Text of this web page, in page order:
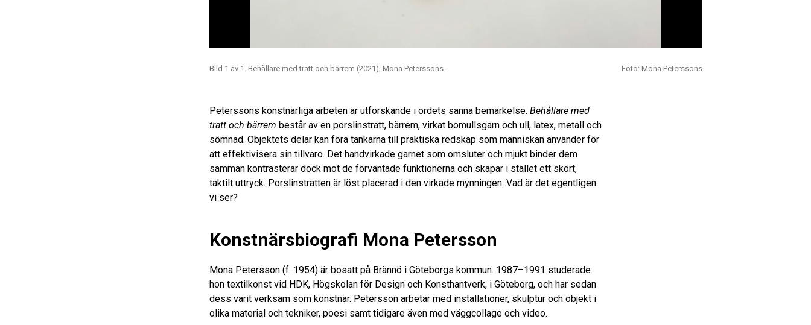
Bild 1 av 1. Behållare med tratt och bärrem (2021), Mona Peterssons. Foto: Mona Peterssons
Peterssons konstnärliga arbeten är utforskande i ordets sanna bemärkelse. Behållare med
tratt och bärrem består av en porslinstratt, bärrem, virkat bomullsgarn och ull, latex, metall och
sömnad. Objektets delar kan föra tankarna till praktiska redskap som människan använder för
att effektivisera sin tillvaro. Det handvirkade garnet som omsluter och mjukt binder dem
samman kontrasterar dock mot de förväntade funktionerna och skapar i stället ett skört,
taktilt uttryck. Porslinstratten är löst placerad i den virkade mynningen. Vad är det egentligen
vi ser?
Konstnärsbiografi Mona Petersson
Mona Petersson (f. 1954) är bosatt på Brännö i Göteborgs kommun. 1987–1991 studerade
hon textilkonst vid HDK, Högskolan för Design och Konsthantverk, i Göteborg, och har sedan
dess varit verksam som konstnär. Petersson arbetar med installationer, skulptur och objekt i
olika material och tekniker, poesi samt tidigare även med väggcollage och video.